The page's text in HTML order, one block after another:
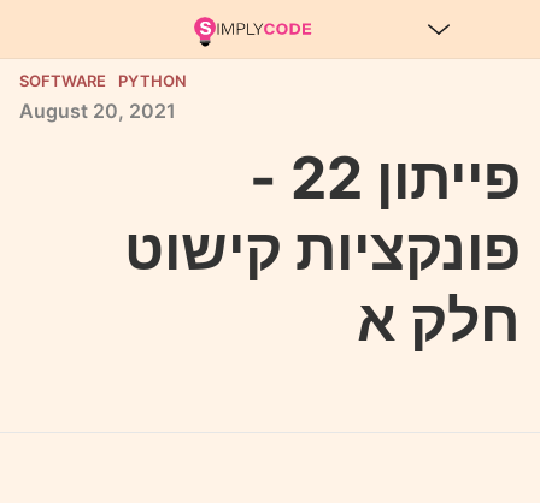
SOFTWARE PYTHON
August 20, 2021
פייתון 22 -
פונקציות קישוט
חלק א